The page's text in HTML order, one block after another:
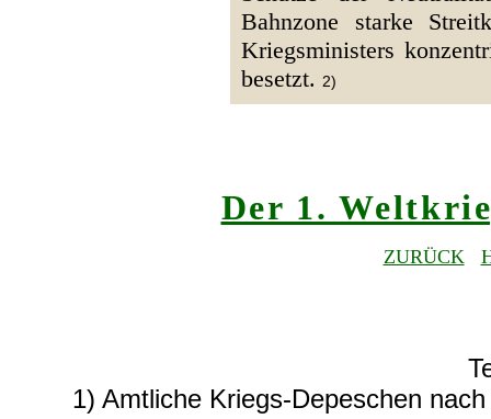
Bahnzone starke
Kriegsministers
besetzt. 2)
Der 1.
ZURÜCK
1) Amtliche Kriegs-Depeschen